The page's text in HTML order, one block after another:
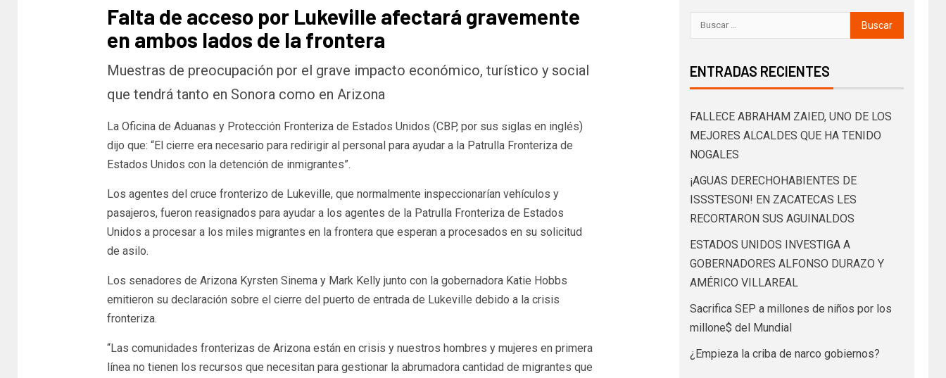
Falta de acceso por Lukeville afectará gravemente
en ambos lados de la frontera
Muestras de preocupación por el grave impacto económico, turístico y social
que tendrá tanto en Sonora como en Arizona
La Oficina de Aduanas y Protección Fronteriza de Estados Unidos (CBP, por sus siglas en inglés)
dijo que: “El cierre era necesario para redirigir al personal para ayudar a la Patrulla Fronteriza de
Estados Unidos con la detención de inmigrantes”.
Los agentes del cruce fronterizo de Lukeville, que normalmente inspeccionarían vehículos y
pasajeros, fueron reasignados para ayudar a los agentes de la Patrulla Fronteriza de Estados
Unidos a procesar a los miles migrantes en la frontera que esperan a procesados en su solicitud
de asilo.
Los senadores de Arizona Kyrsten Sinema y Mark Kelly junto con la gobernadora Katie Hobbs
emitieron su declaración sobre el cierre del puerto de entrada de Lukeville debido a la crisis
fronteriza.
“Las comunidades fronterizas de Arizona están en crisis y nuestros hombres y mujeres en primera
línea no tienen los recursos que necesitan para gestionar la abrumadora cantidad de migrantes que
ENTRADAS RECIENTES
FALLECE ABRAHAM ZAIED, UNO DE LOS
MEJORES ALCALDES QUE HA TENIDO
NOGALES
¡AGUAS DERECHOHABIENTES DE
ISSSTESON! EN ZACATECAS LES
RECORTARON SUS AGUINALDOS
ESTADOS UNIDOS INVESTIGA A
GOBERNADORES ALFONSO DURAZO Y
AMÉRICO VILLAREAL
Sacrifica SEP a millones de niños por los
millone$ del Mundial
¿Empieza la criba de narco gobiernos?